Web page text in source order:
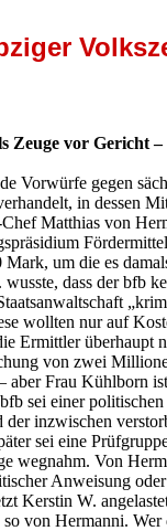
vor Gericht
Vorwürfe gegen
in dessen
Matthias von
um die es
dass der bfb
wollten nur auf
Ermittler überhaupt
von zwei
aber Frau Kühlborn
sei einer
inzwischen
sei eine
wegnahm. Von
Anweisung
Kerstin W.
von Hermanni.